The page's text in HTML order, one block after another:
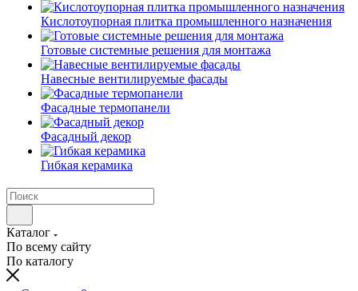
Кислотоупорная плитка промышленного назначения
Готовые системные решения для монтажа
Навесные вентилируемые фасады
Фасадные термопанели
Фасадный декор
Гибкая керамика
Каталог
По всему сайту
По каталогу